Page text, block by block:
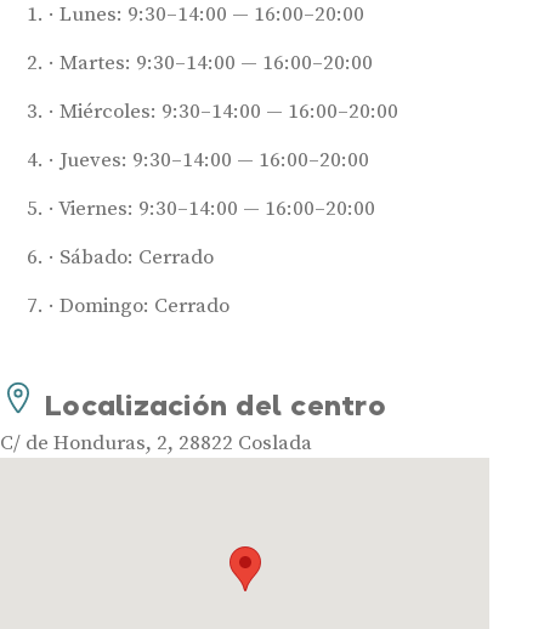
Lunes: 9:30–14:00 — 16:00–20:00
Martes: 9:30–14:00 — 16:00–20:00
Miércoles: 9:30–14:00 — 16:00–20:00
Jueves: 9:30–14:00 — 16:00–20:00
Viernes: 9:30–14:00 — 16:00–20:00
Sábado: Cerrado
Domingo: Cerrado
Localización del centro
C/ de Honduras, 2, 28822 Coslada
Audífonos
Audífonos baratos
Audífonos invisibles
Audífonos potentes
Audífonos recargables